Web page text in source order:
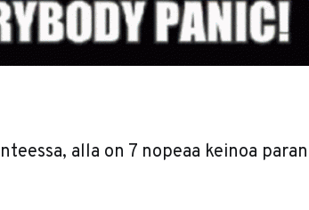
alla on 7 nopeaa keinoa